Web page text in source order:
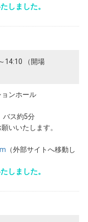
しました。
14:10 （開場
ンホール
バス約5分
いいたします。
（外部サイトへ移動し
しました。